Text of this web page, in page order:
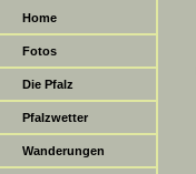
Home
Fotos
Die Pfalz
Pfalzwetter
Wanderungen